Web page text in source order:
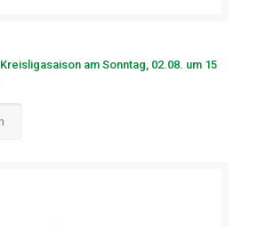
am Sonntag, 02.08. um 15